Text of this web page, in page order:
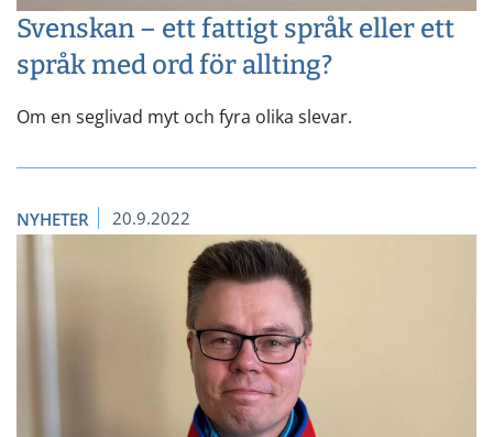
Svenskan – ett fattigt språk eller ett
språk med ord för allting?
Om en seglivad myt och fyra olika slevar.
NYHETER 20.9.2022